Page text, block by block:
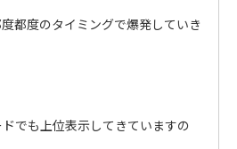
都度のタイミングで爆発していき
でも上位表示してきていますの